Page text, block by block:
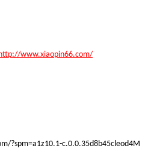
http://www.xiaopin66.com/
?spm=a1z10.1-c.0.0.35d8b45cleod4M